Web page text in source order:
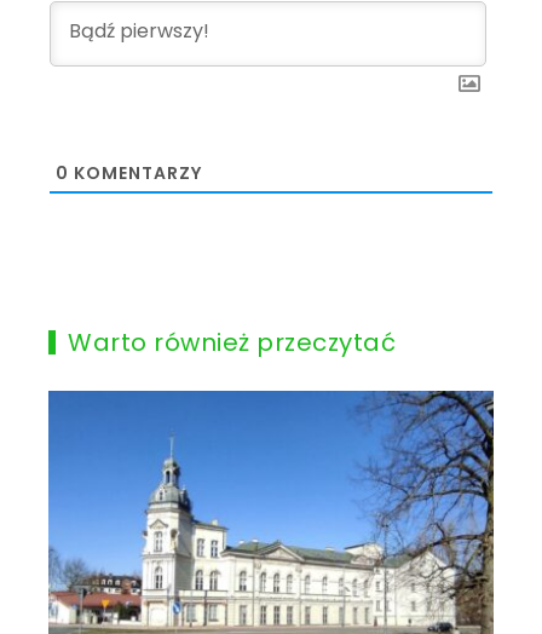
0 KOMENTARZY
Warto również przeczytać